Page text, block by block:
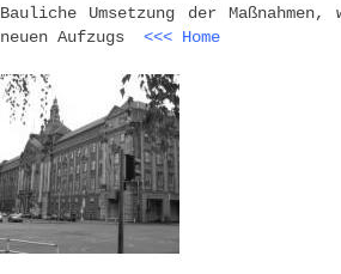
Bauliche Umsetzung der
neuen Aufzugs <<< Home